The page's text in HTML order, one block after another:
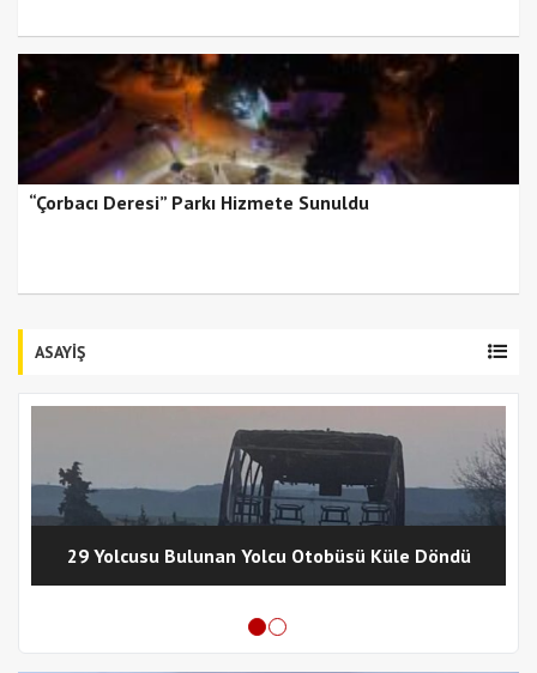
“Çorbacı Deresi” Parkı Hizmete Sunuldu
ASAYİŞ
29 Yolcusu Bulunan Yolcu Otobüsü Küle Döndü